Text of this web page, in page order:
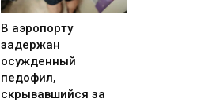
В аэропорту
задержан
осужденный
педофил,
скрывавшийся за